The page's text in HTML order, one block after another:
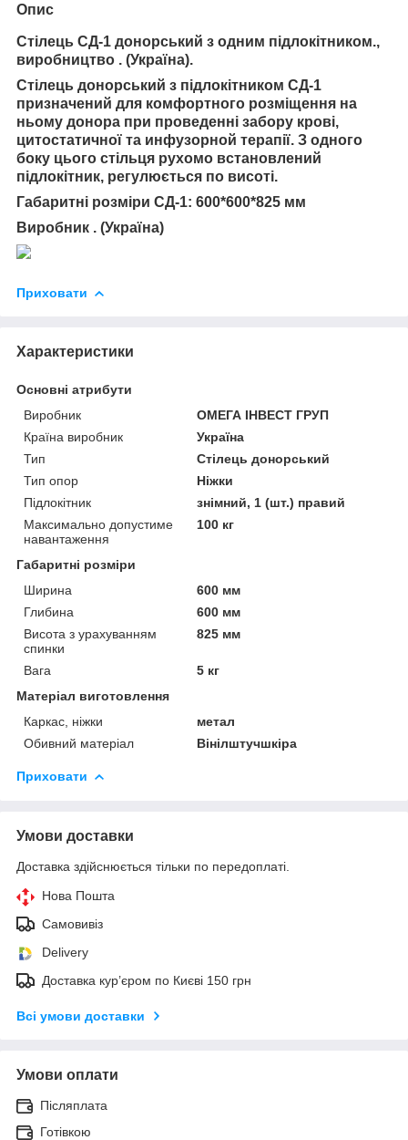
Опис
Стілець СД-1 донорський з одним підлокітником.,
виробництво . (Україна).
Стілець донорський з підлокітником СД-1
призначений для комфортного розміщення на
ньому донора при проведенні забору крові,
цитостатичної та инфузорной терапії. З одного
боку цього стільця рухомо встановлений
підлокітник, регулюється по висоті.
Габаритні розміри СД-1: 600*600*825 мм
Виробник . (Україна)
Приховати
Характеристики
Основні атрибути
Виробник
ОМЕГА ІНВЕСТ ГРУП
Країна виробник
Україна
Тип
Стілець донорський
Тип опор
Ніжки
Підлокітник
знімний, 1 (шт.) правий
Максимально допустиме
навантаження
100 кг
Габаритні розміри
Ширина
600 мм
Глибина
600 мм
Висота з урахуванням
спинки
825 мм
Вага
5 кг
Матеріал виготовлення
Каркас, ніжки
метал
Обивний матеріал
Вінілштучшкіра
Приховати
Умови доставки
Доставка здійснюється тільки по передоплаті.
Нова Пошта
Самовивіз
Delivery
Доставка кур’єром по Києві 150 грн
Всі умови доставки
Умови оплати
Післяплата
Готівкою